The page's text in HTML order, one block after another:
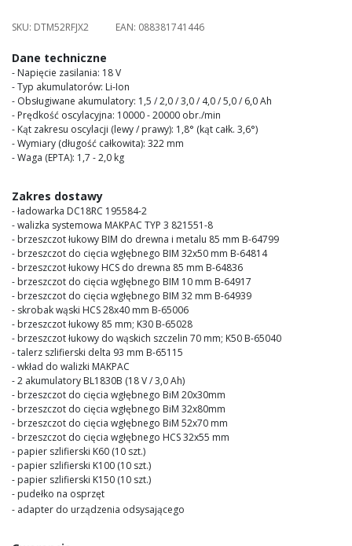
images
SKU: DTM52RFJX2 EAN: 088381741446
Dane techniczne
- Napięcie zasilania: 18 V
- Typ akumulatorów: Li-Ion
- Obsługiwane akumulatory: 1,5 / 2,0 / 3,0 / 4,0 / 5,0 / 6,0 Ah
- Prędkość oscylacyjna: 10000 - 20000 obr./min
- Kąt zakresu oscylacji (lewy / prawy): 1,8° (kąt całk. 3,6°)
- Wymiary (długość całkowita): 322 mm
- Waga (EPTA): 1,7 - 2,0 kg
Zakres dostawy
- ładowarka DC18RC 195584-2
- walizka systemowa MAKPAC TYP 3 821551-8
- brzeszczot łukowy BIM do drewna i metalu 85 mm B-64799
- brzeszczot do cięcia wgłębnego BIM 32x50 mm B-64814
- brzeszczot łukowy HCS do drewna 85 mm B-64836
- brzeszczot do cięcia wgłębnego BIM 10 mm B-64917
- brzeszczot do cięcia wgłębnego BIM 32 mm B-64939
- skrobak wąski HCS 28x40 mm B-65006
- brzeszczot łukowy 85 mm; K30 B-65028
- brzeszczot łukowy do wąskich szczelin 70 mm; K50 B-65040
- talerz szlifierski delta 93 mm B-65115
- wkład do walizki MAKPAC
- 2 akumulatory BL1830B (18 V / 3,0 Ah)
- brzeszczot do cięcia wgłębnego BiM 20x30mm
- brzeszczot do cięcia wgłębnego BiM 32x80mm
- brzeszczot do cięcia wgłębnego BiM 52x70 mm
- brzeszczot do cięcia wgłębnego HCS 32x55 mm
- papier szlifierski K60 (10 szt.)
- papier szlifierski K100 (10 szt.)
- papier szlifierski K150 (10 szt.)
- pudełko na osprzęt
- adapter do urządzenia odsysającego